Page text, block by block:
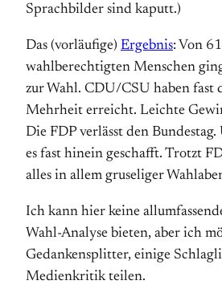
Sprachbilder sind kaputt.)
Das (vorläufige) Ergebnis: Von
wahlberechtigten Menschen
zur Wahl. CDU/CSU haben fast
Mehrheit erreicht. Leichte
Die FDP verlässt den
es fast hinein geschafft. Trotzt
alles in allem gruseliger
Ich kann hier keine
Wahl-Analyse bieten, aber ich
Gedankensplitter, einige
Medienkritik teilen.